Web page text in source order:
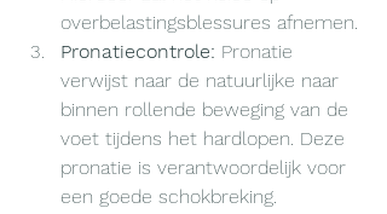
overbelastingsblessures afnemen.
Pronatiecontrole: Pronatie
verwijst naar de natuurlijke naar
binnen rollende beweging van de
voet tijdens het hardlopen. Deze
pronatie is verantwoordelijk voor
een goede schokbreking.